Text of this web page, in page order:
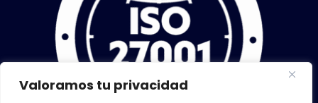
Valoramos tu privacidad